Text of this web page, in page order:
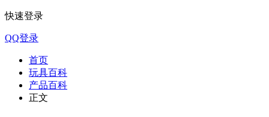
快速登录
QQ登录
首页
玩具百科
产品百科
正文